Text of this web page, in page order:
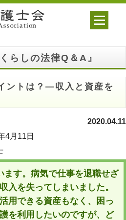
らしの法律Q＆A』
ントは？―収入と資産を
2020.04.11
4月11日
ます。病気で仕事を退職せざ
入を失ってしまいました。
用できる資産もなく、困っ
を利用したいのですが、ど